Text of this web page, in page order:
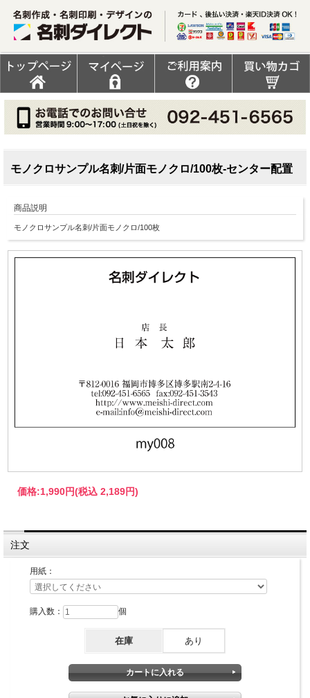
モノクロサンプル名刺/片面モノクロ/100枚-センター配置
商品説明
モノクロサンプル名刺/片面モノクロ/100枚
価格:1,990円(税込 2,189円)
注文
用紙：
購入数： 個
在庫 あり